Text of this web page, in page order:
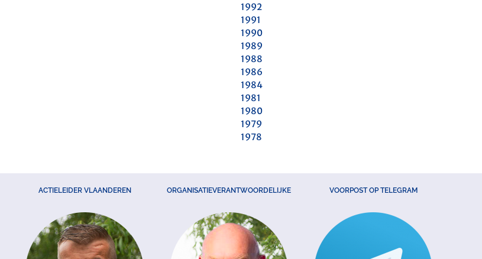
1992
1991
1990
1989
1988
1986
1984
1981
1980
1979
1978
ACTIELEIDER VLAANDEREN ORGANISATIEVERANTWOORDELIJKE VOORPOST OP TELEGRAM